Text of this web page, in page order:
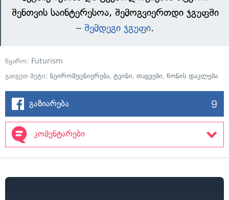
შენთვის საინტერესოა, შემოგვიერთდი ჯგუფში
– შემდეგი ჯგუფი.
წყარო: Futurism
გაიგეთ მეტი: ნეირომეცნიერება, ტვინი, თაგვები, წონის დაკლება
გაზიარება 9
კომენტარები